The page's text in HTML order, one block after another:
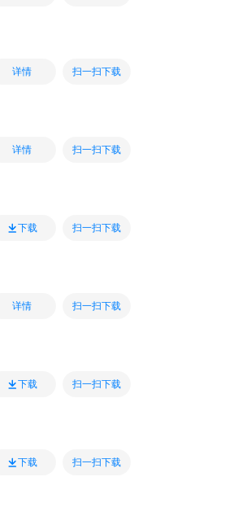
详情 扫一扫下载
详情 扫一扫下载
下载 扫一扫下载
详情 扫一扫下载
下载 扫一扫下载
下载 扫一扫下载